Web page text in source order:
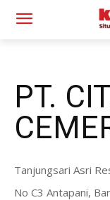
PT.
Tanjungsari Asri
No C3 Antapani,